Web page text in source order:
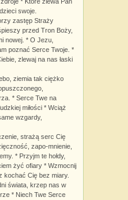
swoje.
zastęp Straży
przed Tron Boży,
nowej. * O Jezu,
poznać Serce Twoje. *
zlewaj na nas łaski
ziemia tak ciężko
* Serce Twe na
miłości * Wciąż
wzgardy,
strażą serc Cię
zapo-mnienie,
* Przyjm te hołdy,
żyć ofiary * Wzmocnij
kochać Cię bez miary.
świata, krzep nas w
* Niech Twe Serce